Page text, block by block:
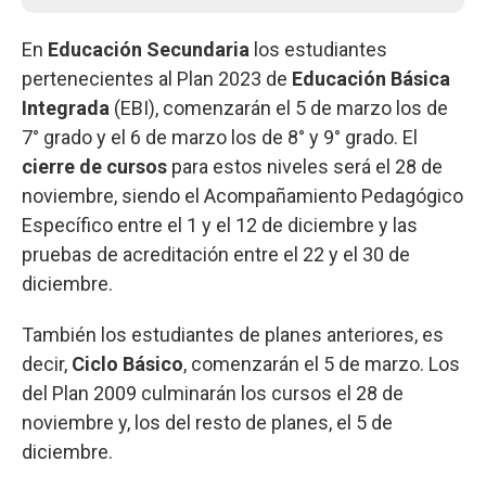
En Educación Secundaria los estudiantes
pertenecientes al Plan 2023 de Educación Básica
Integrada (EBI), comenzarán el 5 de marzo los de
7° grado y el 6 de marzo los de 8° y 9° grado. El
cierre de cursos para estos niveles será el 28 de
noviembre, siendo el Acompañamiento Pedagógico
Específico entre el 1 y el 12 de diciembre y las
pruebas de acreditación entre el 22 y el 30 de
diciembre.
También los estudiantes de planes anteriores, es
decir, Ciclo Básico, comenzarán el 5 de marzo. Los
del Plan 2009 culminarán los cursos el 28 de
noviembre y, los del resto de planes, el 5 de
diciembre.